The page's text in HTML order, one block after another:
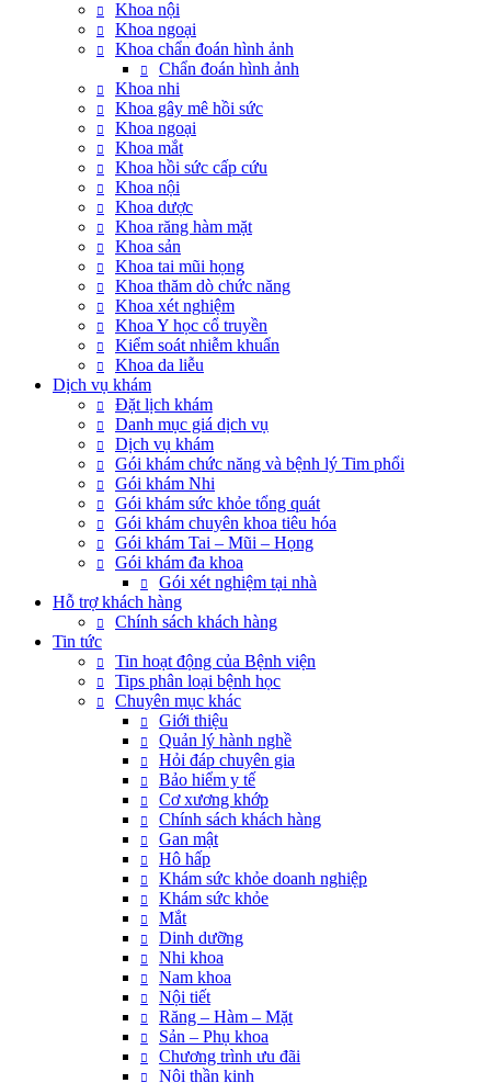
Khoa nội
Khoa ngoại
Khoa chẩn đoán hình ảnh
Chẩn đoán hình ảnh
Khoa nhi
Khoa gây mê hồi sức
Khoa ngoại
Khoa mắt
Khoa hồi sức cấp cứu
Khoa nội
Khoa dược
Khoa răng hàm mặt
Khoa sản
Khoa tai mũi họng
Khoa thăm dò chức năng
Khoa xét nghiệm
Khoa Y học cổ truyền
Kiểm soát nhiễm khuẩn
Khoa da liễu
Dịch vụ khám
Đặt lịch khám
Danh mục giá dịch vụ
Dịch vụ khám
Gói khám chức năng và bệnh lý Tim phổi
Gói khám Nhi
Gói khám sức khỏe tổng quát
Gói khám chuyên khoa tiêu hóa
Gói khám Tai – Mũi – Họng
Gói khám đa khoa
Gói xét nghiệm tại nhà
Hỗ trợ khách hàng
Chính sách khách hàng
Tin tức
Tin hoạt động của Bệnh viện
Tips phân loại bệnh học
Chuyên mục khác
Giới thiệu
Quản lý hành nghề
Hỏi đáp chuyên gia
Bảo hiểm y tế
Cơ xương khớp
Chính sách khách hàng
Gan mật
Hô hấp
Khám sức khỏe doanh nghiệp
Khám sức khỏe
Mắt
Dinh dưỡng
Nhi khoa
Nam khoa
Nội tiết
Răng – Hàm – Mặt
Sản – Phụ khoa
Chương trình ưu đãi
Nội thần kinh